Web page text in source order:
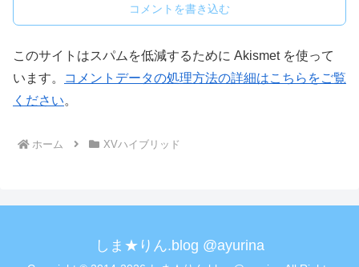
コメントを書き込む
このサイトはスパムを低減するために Akismet を使って
います。
コメントデータの処理方法の詳細はこちらをご覧
ください。
ホーム XVハイブリッド
しま★りん.blog @ayurina